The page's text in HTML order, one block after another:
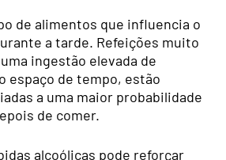
de alimentos que influencia o
a tarde. Refeições muito
ingestão elevada de
espaço de tempo, estão
a uma maior probabilidade
de comer.
alcoólicas pode reforçar